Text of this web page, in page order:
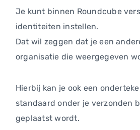
Je kunt binnen Roundcube
identiteiten instellen.
Dat wil zeggen dat je een
organisatie die weergegeven
Hierbij kan je ook een
standaard onder je verzonden
geplaatst wordt.